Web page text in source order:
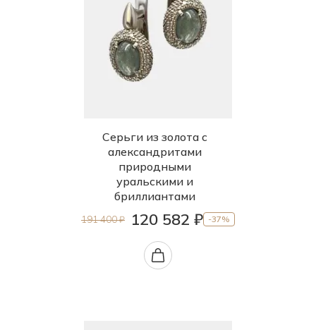
Серьги из золота с
александритами
природными
уральскими и
бриллиантами
191 400 ₽ 120 582 ₽ -37%